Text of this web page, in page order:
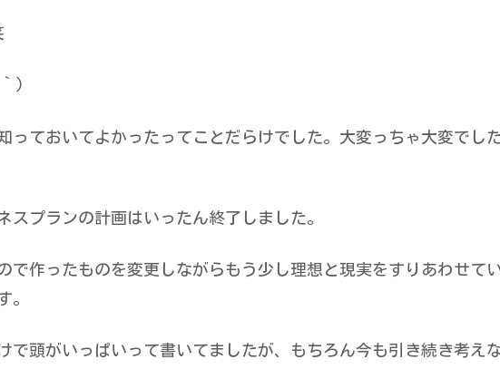
)
っておいてよかったってことだらけでした。大変っちゃ大変でし
スプランの計画はいったん終了しました。
で作ったものを変更しながらもう少し理想と現実をすりあわせて
。
で頭がいっぱいって書いてましたが、もちろん今も引き続き考え